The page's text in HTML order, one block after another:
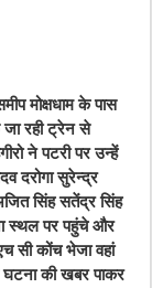
मोक्षधाम के पास
रही ट्रेन से
ने पटरी पर उन्हें
दरोगा सुरेन्द्र
सिंह सतेंद्र सिंह
स्थल पर पहुंचे और
सी कोंच भेजा वहां
घटना की खबर पाकर